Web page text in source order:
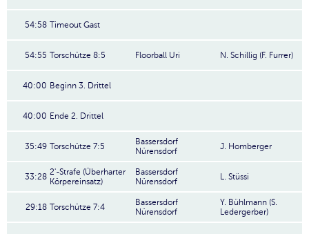
54:58 Timeout Gast
54:55 Torschütze 8:5 Floorball Uri N. Schillig (F. Furrer)
40:00 Beginn 3. Drittel
40:00 Ende 2. Drittel
35:49 Torschütze 7:5
Bassersdorf
Nürensdorf
J. Homberger
33:28 2'-Strafe (Überharter
Körpereinsatz)
Bassersdorf
Nürensdorf
L. Stüssi
29:18 Torschütze 7:4
Bassersdorf
Nürensdorf
Y. Bühlmann (S.
Ledergerber)